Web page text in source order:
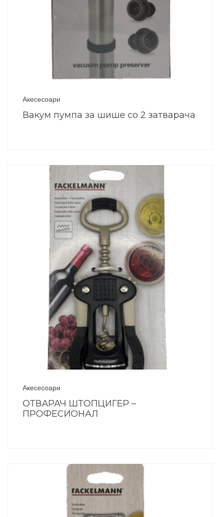
Акесесоари
Вакум пумпа за шише со 2 затварача
Акесесоари
ОТВАРАЧ ШТОПЦИГЕР –
ПРОФЕСИОНАЛ